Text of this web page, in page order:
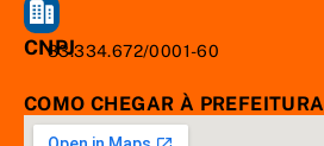
CNPJ83.334.672/0001-60
COMO CHEGAR À PREFEITURA